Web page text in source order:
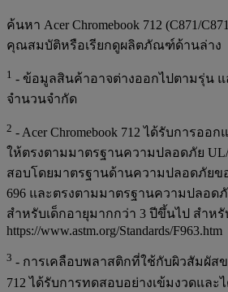
ค้นหา Acer Chromebook 712 (C871/
คุณสมบัติหรือเรียกดูผลิตภัณฑ์ด้านล่าง
1 - ข้อมูลสินค้าอาจต่างออกไปตามรุ่น
จำนวนจำกัด
2 - Acer Chromebook 712 ได้รับการอ
ให้ตรงตามมาตรฐานความปลอดภัย UL/
สอบโดยมาตรฐานด้านความปลอดภัยข
696 และตรงตามมาตรฐานความปลอดภั
สำหรับเด็กอายุมากกว่า 3 ปีขึ้นไป สำห
https://www.astm.org/Standards/F963.htm
3 - การเคลือบพลาสติกที่ใช้กับผิวสัมผัสข
712 ได้รับการทดสอบอย่างเข้มงวดและ